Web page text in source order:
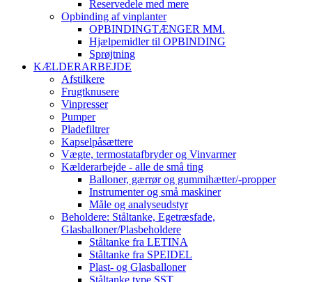
Reservedele med mere
Opbinding af vinplanter
OPBINDINGTÆNGER MM.
Hjælpemidler til OPBINDING
Sprøjtning
KÆLDERARBEJDE
Afstilkere
Frugtknusere
Vinpresser
Pumper
Pladefiltrer
Kapselpåsættere
Vægte, termostatafbryder og Vinvarmer
Kælderarbejde - alle de små ting
Balloner, gærrør og gummihætter/-propper
Instrumenter og små maskiner
Måle og analyseudstyr
Beholdere: Ståltanke, Egetræsfade,
Glasballoner/Plasbeholdere
Ståltanke fra LETINA
Ståltanke fra SPEIDEL
Plast- og Glasballoner
Ståltanke type SST